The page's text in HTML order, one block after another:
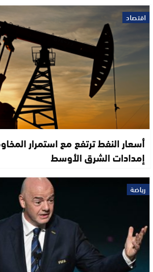
اقتصاد
أسعار النفط ترتفع مع استمرار
إمدادات الشرق الأوسط
رياضة